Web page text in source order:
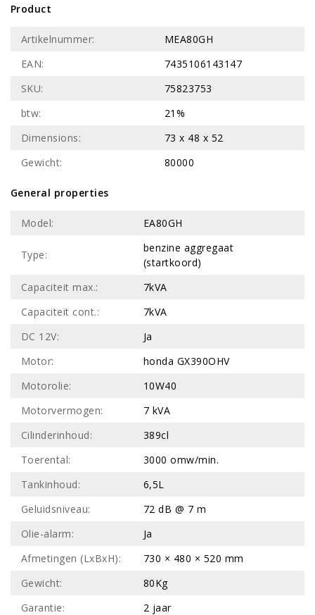
Product
Artikelnummer:
MEA80GH
EAN:
7435106143147
SKU:
75823753
btw:
21%
Dimensions:
73 x 48 x 52
Gewicht:
80000
General properties
Model: EA80GH
Type:
benzine aggregaat
(startkoord)
Capaciteit max.:
7kVA
Capaciteit cont.:
7kVA
DC 12V:
Ja
Motor:
honda GX390OHV
Motorolie:
10W40
Motorvermogen:
7 kVA
Cilinderinhoud:
389cl
Toerental:
3000 omw/min.
Tankinhoud:
6,5L
Geluidsniveau:
72 dB @ 7 m
Olie-alarm:
Ja
Afmetingen (LxBxH):
730 × 480 × 520 mm
Gewicht:
80Kg
Garantie:
2 jaar